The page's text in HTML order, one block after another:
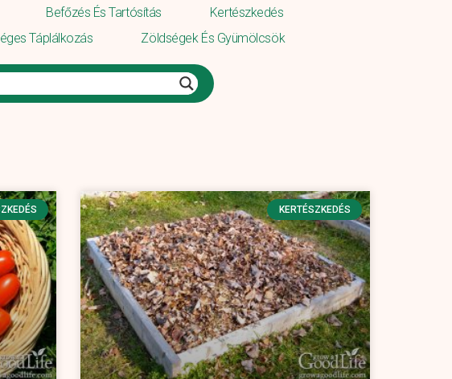
Befőzés És Tartósítás
Kertészkedés
Táplálkozás Zöldségek És Gyümölcsök
KERTÉSZKEDÉS